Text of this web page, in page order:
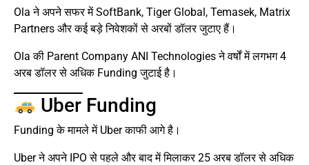
Ola ने अपने सफर में SoftBank, Tiger Global, Temasek, Matrix
Partners और कई बड़े निवेशकों से अरबों डॉलर जुटाए हैं।
Ola की Parent Company ANI Technologies ने वर्षों में लगभग 4
अरब डॉलर से अधिक Funding जुटाई है।
Uber Funding
Funding के मामले में Uber काफी आगे है।
Uber ने अपने IPO से पहले और बाद में मिलाकर 25 अरब डॉलर से अधिक